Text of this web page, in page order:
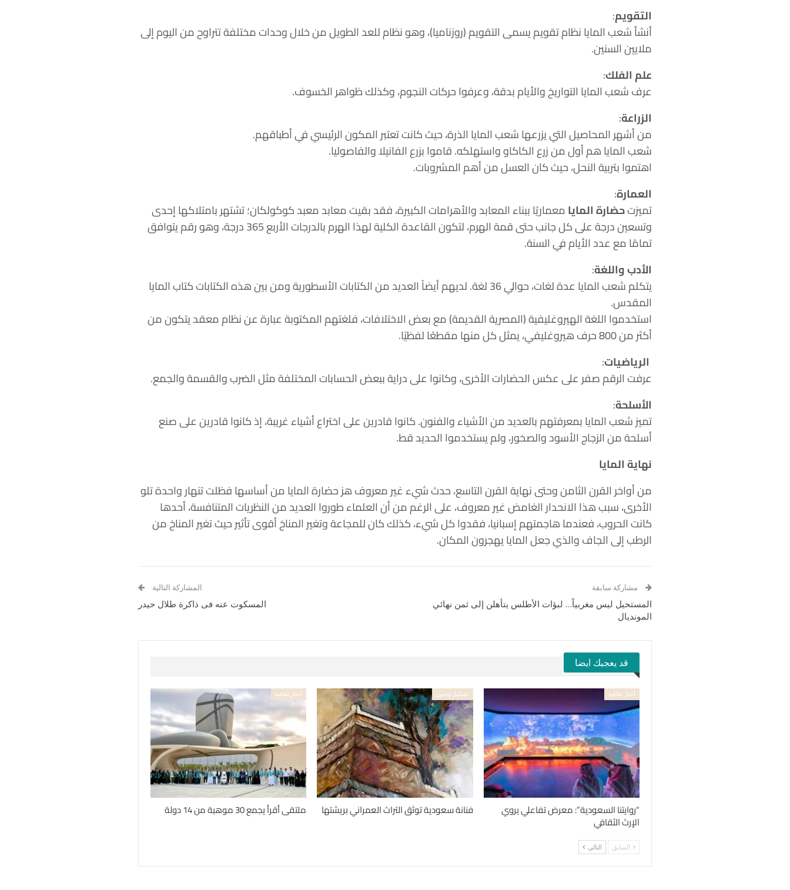
التقويم:
أنشأ شعب المايا نظام تقويم يسمى التقويم (روزناميا)، وهو نظام للعد الطويل من خلال وحدات مختلفة تتراوح من اليوم إلى
ملايين السنين.
علم الفلك:
عرف شعب المايا التواريخ والأيام بدقة، وعرفوا حركات النجوم، وكذلك ظواهر الخسوف.
الزراعة:
من أشهر المحاصيل التي يزرعها شعب المايا الذرة، حيث كانت تعتبر المكون الرئيسي في أطباقهم.
شعب المايا هم أول من زرع الكاكاو واستهلكه. قاموا بزرع الفانيلا والفاصوليا.
اهتموا بتربية النحل، حيث كان العسل من أهم المشروبات.
العمارة:
تميزتحضارة المايامعماريًا ببناء المعابد والأهرامات الكبيرة، فقد بقيت معابد معبد كوكولكان؛ تشتهر بامتلاكها إحدى
وتسعين درجة على كل جانب حتى قمة الهرم، لتكون القاعدة الكلية لهذا الهرم بالدرجات الأربع 365 درجة، وهو رقم يتوافق
تمامًا مع عدد الأيام في السنة.
الأدب واللغة:
يتكلم شعب المايا عدة لغات، حوالي 36 لغة. لديهم أيضاً العديد من الكتابات الأسطورية ومن بين هذه الكتابات كتاب المايا
المقدس.
استخدموا اللغة الهيروغليفية (المصرية القديمة) مع بعض الاختلافات، فلغتهم المكتوبة عبارة عن نظام معقد يتكون من
أكثر من 800 حرف هيروغليفي، يمثل كل منها مقطعًا لفظيًا.
الرياضيات:
عرفت الرقم صفر على عكس الحضارات الأخرى، وكانوا على دراية ببعض الحسابات المختلفة مثل الضرب والقسمة والجمع.
الأسلحة:
تميز شعب المايا بمعرفتهم بالعديد من الأشياء والفنون. كانوا قادرين على اختراع أشياء غريبة، إذ كانوا قادرين على صنع
أسلحة من الزجاج الأسود والصخور، ولم يستخدموا الحديد قط.
نهاية المايا
من أواخر القرن الثامن وحتى نهاية القرن التاسع، حدث شيء غير معروف هز حضارة المايا من أساسها فظلت تنهار واحدة تلو
الأخرى، سبب هذا الانحدار الغامض غير معروف، على الرغم من أن العلماء طوروا العديد من النظريات المتنافسة، أحدها
كانت الحروب، فعندما هاجمتهم إسبانيا، فقدوا كل شيء، كذلك كان للمجاعة وتغير المناخ أقوى تأثير حيث تغير المناخ من
الرطب إلى الجاف والذي جعل المايا يهجرون المكان.
مشاركة سابقة
المستحيل ليس مغربياً… لبؤات الأطلس يتأهلن إلى ثمن نهائي
المونديال
المشاركة التالية
المسكوت عنه فى ذاكرة طلال حيدر
قد يعجبك ايضا
أخبار ثقافية
“روايتنا السعودية”: معرض تفاعلي يروي
الإرث الثقافي
تشكيل وفنون
فنانة سعودية توثق التراث العمراني بريشتها
أخبار ثقافية
ملتقى أقرأ يجمع 30 موهبة من 14 دولة
السابق التالي